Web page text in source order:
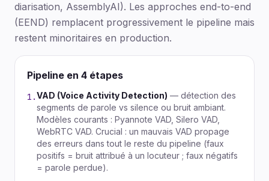
diarisation, AssemblyAI). Les approches end-to-end
(EEND) remplacent progressivement le pipeline mais
restent minoritaires en production.
Pipeline en 4 étapes
1.VAD (Voice Activity Detection) — détection des
segments de parole vs silence ou bruit ambiant.
Modèles courants : Pyannote VAD, Silero VAD,
WebRTC VAD. Crucial : un mauvais VAD propage
des erreurs dans tout le reste du pipeline (faux
positifs = bruit attribué à un locuteur ; faux négatifs
= parole perdue).